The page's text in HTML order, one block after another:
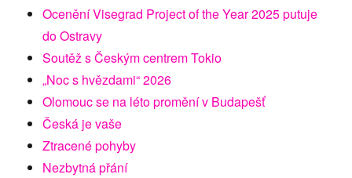
Ocenění Visegrad Project of the Year 2025 putuje
do Ostravy
Soutěž s Českým centrem Tokio
„Noc s hvězdami“ 2026
Olomouc se na léto promění v Budapešť
Česká je vaše
Ztracené pohyby
Nezbytná přání